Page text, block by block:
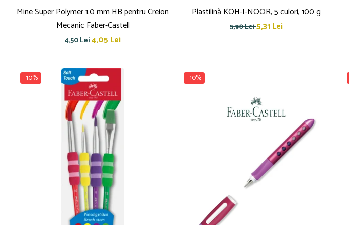
Mine Super Polymer 1.0 mm HB pentru Creion
Mecanic Faber-Castell
4,50 Lei4,05 Lei
Plastilină KOH-I-NOOR, 5 culori, 100 g
5,90 Lei5,31 Lei
-10% -10%